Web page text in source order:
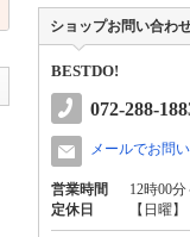
ショップお問い合わ
BESTDO!
072-288-
メールでお問
営業時間
12時00
定休日
【日曜】